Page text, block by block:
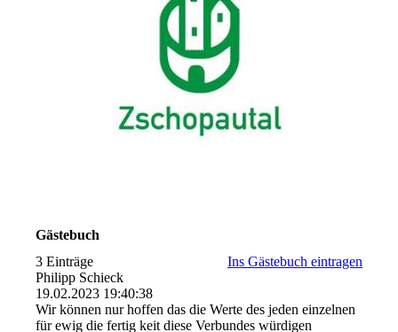
Gästebuch
3 Einträge
Ins Gästebuch eintragen
Philipp Schieck
19.02.2023 19:40:38
Wir können nur hoffen das die Werte des jeden einzelnen
für ewig die fertig keit diese Verbundes würdigen